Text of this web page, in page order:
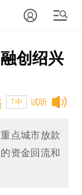
创绍兴
试听
T中
点城市放款
资金回流和